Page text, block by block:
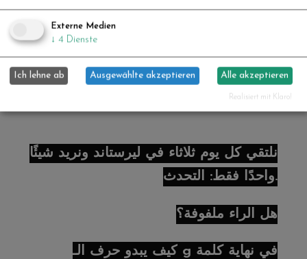
можете залишитися в мовному кафе з
Юсрою та Ресою – напої чекають на вас.
Ми часто готуємо разом і спілкуємося
німецькою.
نلتقي كل يوم ثلاثاء في ليرستاند ونريد شيئًا
واحدًا فقط: التحدث.
هل الراء ملفوفة؟
كيف يبدو حرف الـ g في نهاية كلمة
Externe Medien
↓ 4 Dienste
Ich lehne ab Ausgewählte akzeptieren Alle akzeptieren
Realisiert mit Klaro!